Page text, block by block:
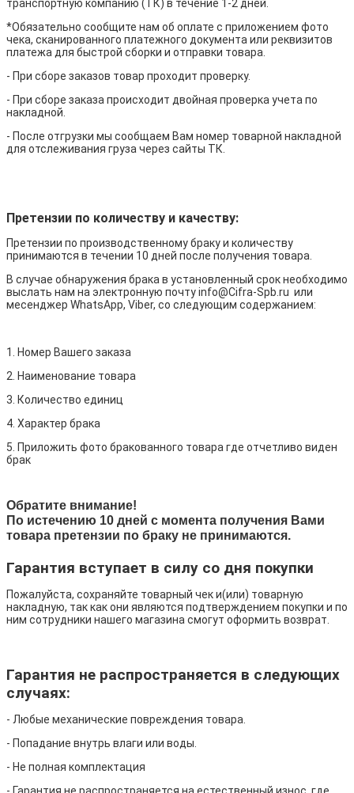
транспортную компанию (ТК) в течение 1-2 дней.
*Обязательно сообщите нам об оплате с приложением фото
чека, сканированного платежного документа или реквизитов
платежа для быстрой сборки и отправки товара.
- При сборе заказов товар проходит проверку.
- При сборе заказа происходит двойная проверка учета по
накладной.
- После отгрузки мы сообщаем Вам номер товарной накладной
для отслеживания груза через сайты ТК.
Претензии по количеству и качеству:
Претензии по производственному браку и количеству
принимаются в течении 10 дней после получения товара.
В случае обнаружения брака в установленный срок необходимо
выслать нам на электронную почту info@Cifra-Spb.ru или
месенджер WhatsApp, Viber, со следующим содержанием:
1. Номер Вашего заказа
2. Наименование товара
3. Количество единиц
4. Характер брака
5. Приложить фото бракованного товара где отчетливо виден
брак
Обратите внимание!
По истечению 10 дней с момента получения Вами
товара претензии по браку не принимаются.
Гарантия вступает в силу со дня покупки
Пожалуйста, сохраняйте товарный чек и(или) товарную
накладную, так как они являются подтверждением покупки и по
ним сотрудники нашего магазина смогут оформить возврат.
Гарантия не распространяется в следующих
случаях:
- Любые механические повреждения товара.
- Попадание внутрь влаги или воды.
- Не полная комплектация